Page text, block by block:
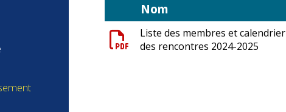
Nom
Liste des membres et calendrier
des rencontres 2024-2025